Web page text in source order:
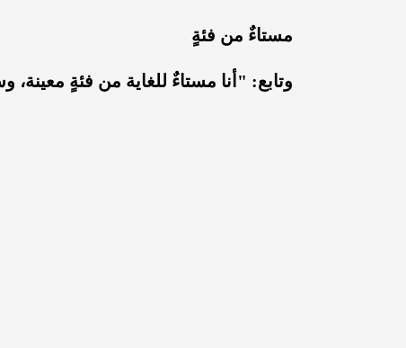
مستاءٌ من فئةٍ
وتابع: "أنا مستاءٌ للغاية من فئةٍ